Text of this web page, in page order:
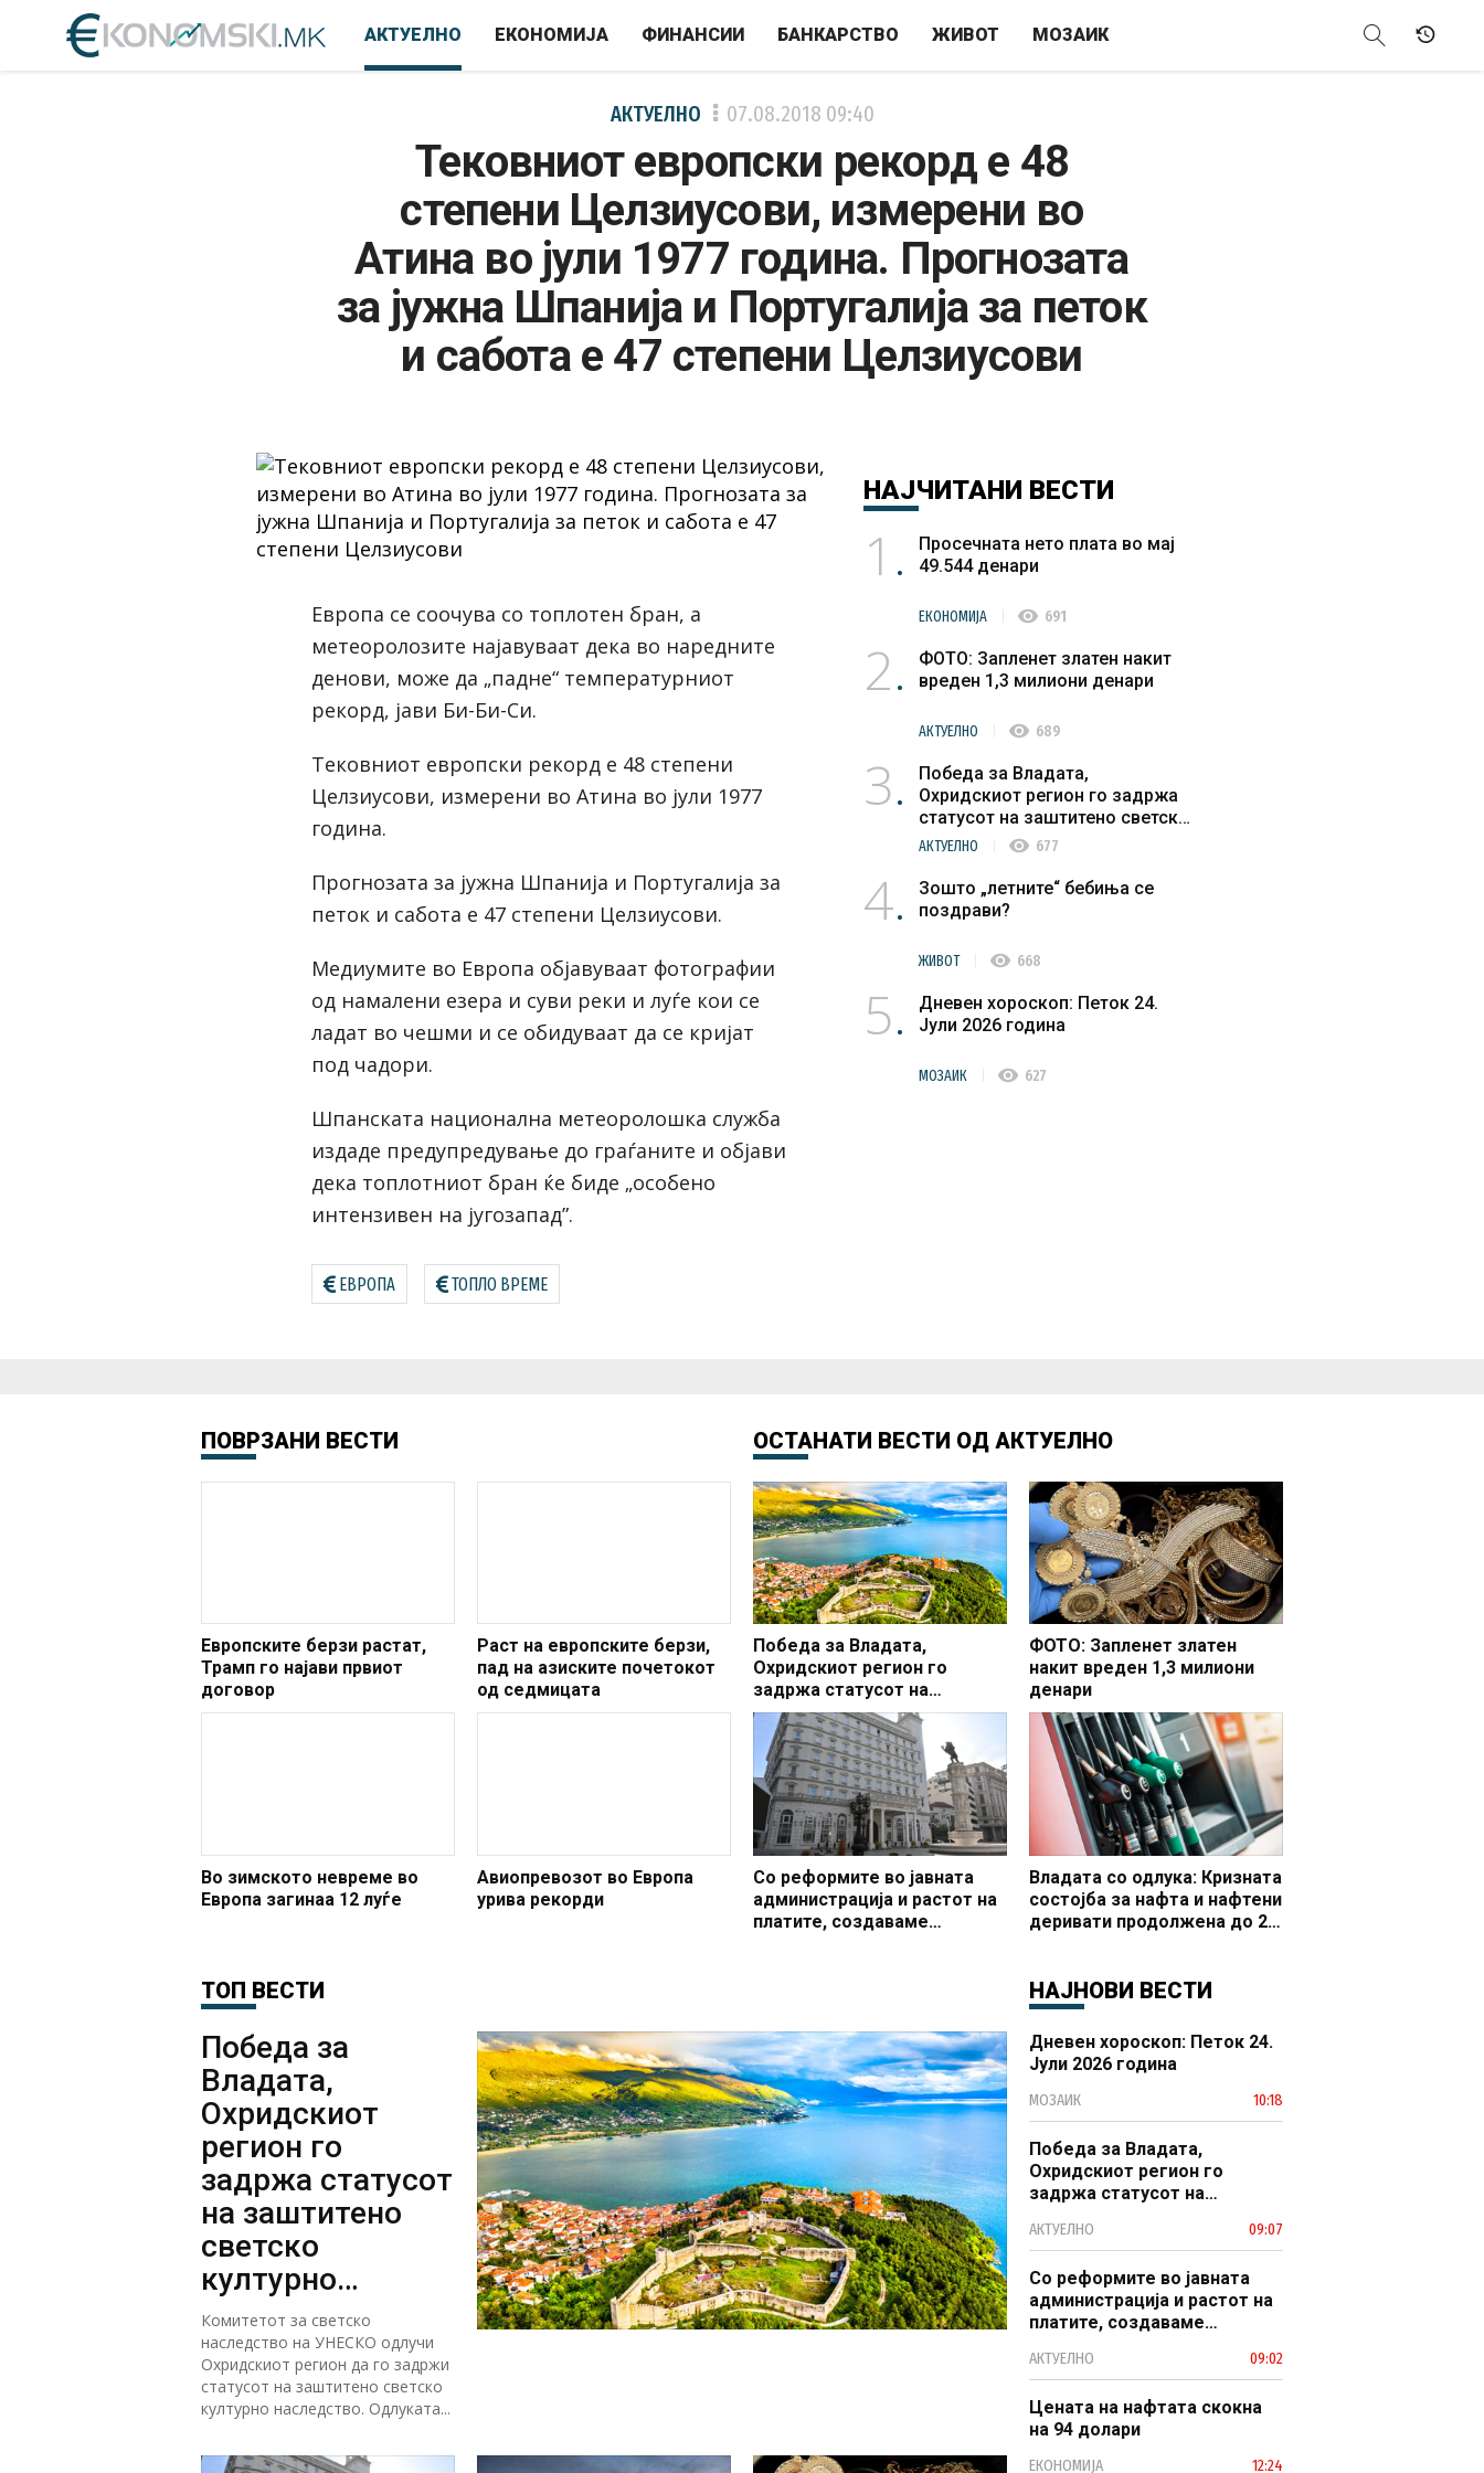
АКТУЕЛНО ЕКОНОМИЈА ФИНАНСИИ БАНКАРСТВО ЖИВОТ МОЗАИК
АКТУЕЛНО 07.08.2018 09:40
Тековниот европски рекорд е 48
степени Целзиусови, измерени во
Атина во јули 1977 година. Прогнозата
за јужна Шпанија и Португалија за петок
и сабота е 47 степени Целзиусови
Европа се соочува со топлотeн бран, а
метеоролозите најавуваат дека во наредните
денови, може да „падне“ температурниот
рекорд, јави Би-Би-Си.
Тековниот европски рекорд е 48 степени
Целзиусови, измерени во Атина во јули 1977
година.
Прогнозата за јужна Шпанија и Португалија за
петок и сабота е 47 степени Целзиусови.
Медиумите во Европа објавуваат фотографии
од намалени езера и суви реки и луѓе кои се
ладат во чешми и се обидуваат да се кријат
под чадори.
Шпанската национална метеоролошка служба
издаде предупредување до граѓаните и објави
дека топлотниот бран ќе биде „особено
интензивен на југозапад”.
ЕВРОПА ТОПЛО ВРЕМЕ
НАЈЧИТАНИ ВЕСТИ
1
Просечната нето плата во мај
49.544 денари
ЕКОНОМИЈА visibility 691
2
ФОТО: Запленет златен накит
вреден 1,3 милиони денари
АКТУЕЛНО visibility 689
3
Победа за Владата,
Охридскиот регион го задржа
статусот на заштитено светско
културно наследство
АКТУЕЛНО visibility 677
4
Зошто „летните“ бебиња се
поздрави?
ЖИВОТ visibility 668
5
Дневен хороскоп: Петок 24.
Јули 2026 година
МОЗАИК visibility 627
ПОВРЗАНИ ВЕСТИ
Европските берзи растат,
Трамп го најави првиот
договор
Раст на европските берзи,
пад на азиските почетокот
од седмицата
Во зимското невреме во
Европа загинаа 12 луѓе
Авиопревозот во Европа
урива рекорди
ОСТАНАТИ ВЕСТИ ОД АКТУЕЛНО
Победа за Владата,
Охридскиот регион го
задржа статусот на
заштитено светско културно
наследство
Со реформите во јавната
администрација и растот на
платите, создаваме
ФОТО: Запленет златен
накит вреден 1,3 милиони
денари
Владата со одлука: Кризната
состојба за нафта и нафтени
деривати продолжена до 20
ТОП ВЕСТИ
Победа за
Владата,
Охридскиот
регион го
задржа статусот
на заштитено
светско
културно
наследство
Комитетот за светско
наследство на УНЕСКО одлучи
Охридскиот регион да го задржи
статусот на заштитено светско
културно наследство. Одлуката...
НАЈНОВИ ВЕСТИ
Дневен хороскоп: Петок 24.
Јули 2026 година
МОЗАИК 10:18
Победа за Владата,
Охридскиот регион го
задржа статусот на
наследство
АКТУЕЛНО 09:07
Со реформите во јавната
администрација и растот на
платите, создаваме
модерен јавен сектор
АКТУЕЛНО 09:02
Цената на нафтата скокна
на 94 долари
ЕКОНОМИЈА 12:24